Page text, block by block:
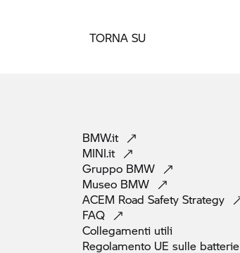
TORNA SU
BMW.it
MINI.it
Gruppo BMW
Museo BMW
ACEM Road Safety Strategy
FAQ
Collegamenti utili
Regolamento UE sulle batterie